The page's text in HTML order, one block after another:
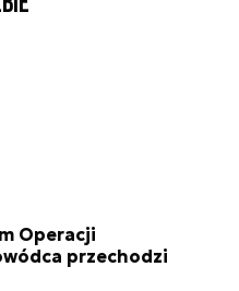
Operacji
przechodzi